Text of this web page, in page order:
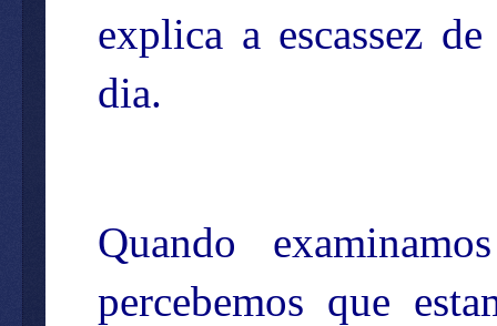
explica a escassez
dia.
Quando
percebemos que